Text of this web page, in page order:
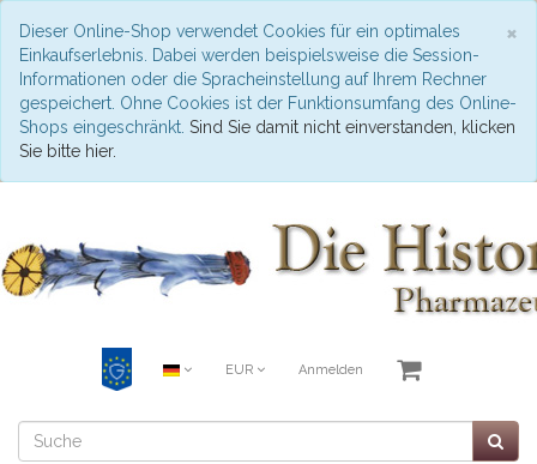
×
Dieser Online-Shop verwendet Cookies für ein optimales
Einkaufserlebnis. Dabei werden beispielsweise die Session-
Informationen oder die Spracheinstellung auf Ihrem Rechner
gespeichert. Ohne Cookies ist der Funktionsumfang des Online-
Shops eingeschränkt. Sind Sie damit nicht einverstanden, klicken
Sie bitte hier.
EUR Anmelden